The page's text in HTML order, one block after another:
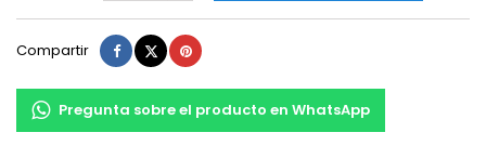
Compartir Compartir
TuitearPinterest
Pregunta sobre el producto en WhatsApp